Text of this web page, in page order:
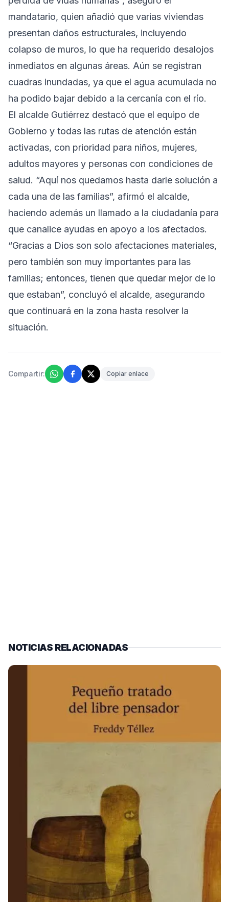
mandatario, quien añadió que varias viviendas
presentan daños estructurales, incluyendo
colapso de muros, lo que ha requerido desalojos
inmediatos en algunas áreas. Aún se registran
cuadras inundadas, ya que el agua acumulada no
ha podido bajar debido a la cercanía con el río.
El alcalde Gutiérrez destacó que el equipo de
Gobierno y todas las rutas de atención están
activadas, con prioridad para niños, mujeres,
adultos mayores y personas con condiciones de
salud. “Aquí nos quedamos hasta darle solución a
cada una de las familias”, afirmó el alcalde,
haciendo además un llamado a la ciudadanía para
que canalice ayudas en apoyo a los afectados.
“Gracias a Dios son solo afectaciones materiales,
pero también son muy importantes para las
familias; entonces, tienen que quedar mejor de lo
que estaban”, concluyó el alcalde, asegurando
que continuará en la zona hasta resolver la
situación.
Compartir: Copiar enlace
NOTICIAS RELACIONADAS